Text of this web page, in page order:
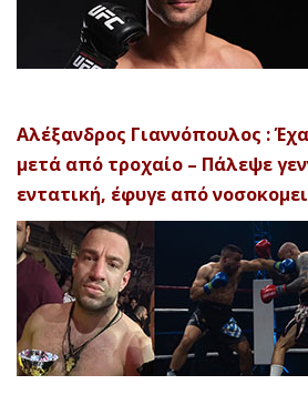
Αλέξανδρος Γιαννόπουλος :
μετά από τροχαίο – Πάλεψε
εντατική, έφυγε από